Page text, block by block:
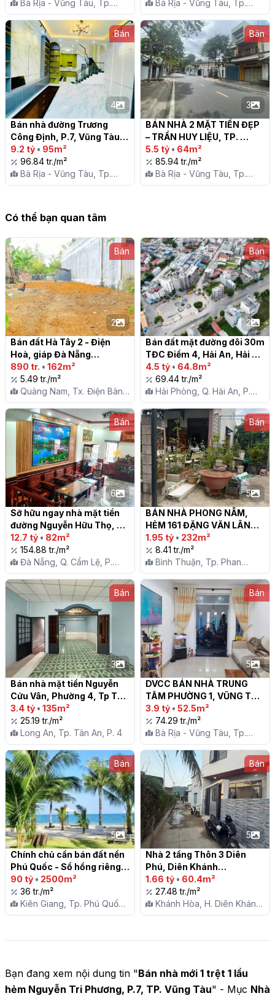
Bà Rịa - Vũng Tàu, Tp.
Vũng Tàu, P. 7
Bà Rịa - Vũng Tàu, Tp.
Vũng Tàu, P. 7
Bán
4
Bán nhà đường Trương
Công Định, P.7, Vũng Tàu
9.2 tỷ • 95m²
96.84 tr./m²
Bà Rịa - Vũng Tàu, Tp.
Vũng Tàu, P. 7
Bán
3
BÁN NHÀ 2 MẶT TIỀN ĐẸP
– TRẦN HUY LIỆU, TP.
VŨNG TÀU
5.5 tỷ • 64m²
85.94 tr./m²
Bà Rịa - Vũng Tàu, Tp.
Vũng Tàu, P. 7
Có thể bạn quan tâm
Bán
2
Bán đất Hà Tây 2 - Điện
Hoà, giáp Đà Nẵng
890 tr. • 162m²
5.49 tr./m²
Quảng Nam, Tx. Điện Bàn,
X. Điện Hòa
Bán
2
Bán đất mặt đường đôi 30m
TĐC Điểm 4, Hải An, Hải
Phòng
4.5 tỷ • 64.8m²
69.44 tr./m²
Hải Phòng, Q. Hải An, P.
Đằng Hải
Bán
6
Sỡ hữu ngay nhà mặt tiền
đường Nguyễn Hữu Thọ,
Q.Cẩm Lệ, TP. Đà Nẵng
12.7 tỷ • 82m²
154.88 tr./m²
Đà Nẵng, Q. Cẩm Lệ, P.
Khuê Trung
Bán
5
BÁN NHÀ PHONG NẪM,
HẺM 161 ĐẶNG VĂN LÃNH,
TP PHAN THIẾT
1.95 tỷ • 232m²
8.41 tr./m²
Bình Thuận, Tp. Phan
Thiết, X. Phong Nẫm
Bán
3
Bán nhà mặt tiền Nguyễn
Cửu Vân, Phường 4, Tp Tân
An
3.4 tỷ • 135m²
25.19 tr./m²
Long An, Tp. Tân An, P. 4
Bán
5
DVCC BÁN NHÀ TRUNG
TÂM PHƯỜNG 1, VŨNG TÀU
3.9 tỷ • 52.5m²
74.29 tr./m²
Bà Rịa - Vũng Tàu, Tp.
Vũng Tàu, P. 1
Bán
5
Chính chủ cần bán đất nền
Phú Quốc - Sổ hồng riêng,
2.500 m2, vị trí đắc địa!
90 tỷ • 2500m²
36 tr./m²
Kiên Giang, Tp. Phú Quốc,
X. Dương Tơ
Bán
5
Nhà 2 tầng Thôn 3 Diên
Phú, Diên Khánh
1.66 tỷ • 60.4m²
27.48 tr./m²
Khánh Hòa, H. Diên Khánh,
X. Diên Phú
Bạn đang xem nội dung tin "Bán nhà mới 1 trệt 1 lầu
hẻm Nguyễn Tri Phương, P.7, TP. Vũng Tàu" - Mục Nhà